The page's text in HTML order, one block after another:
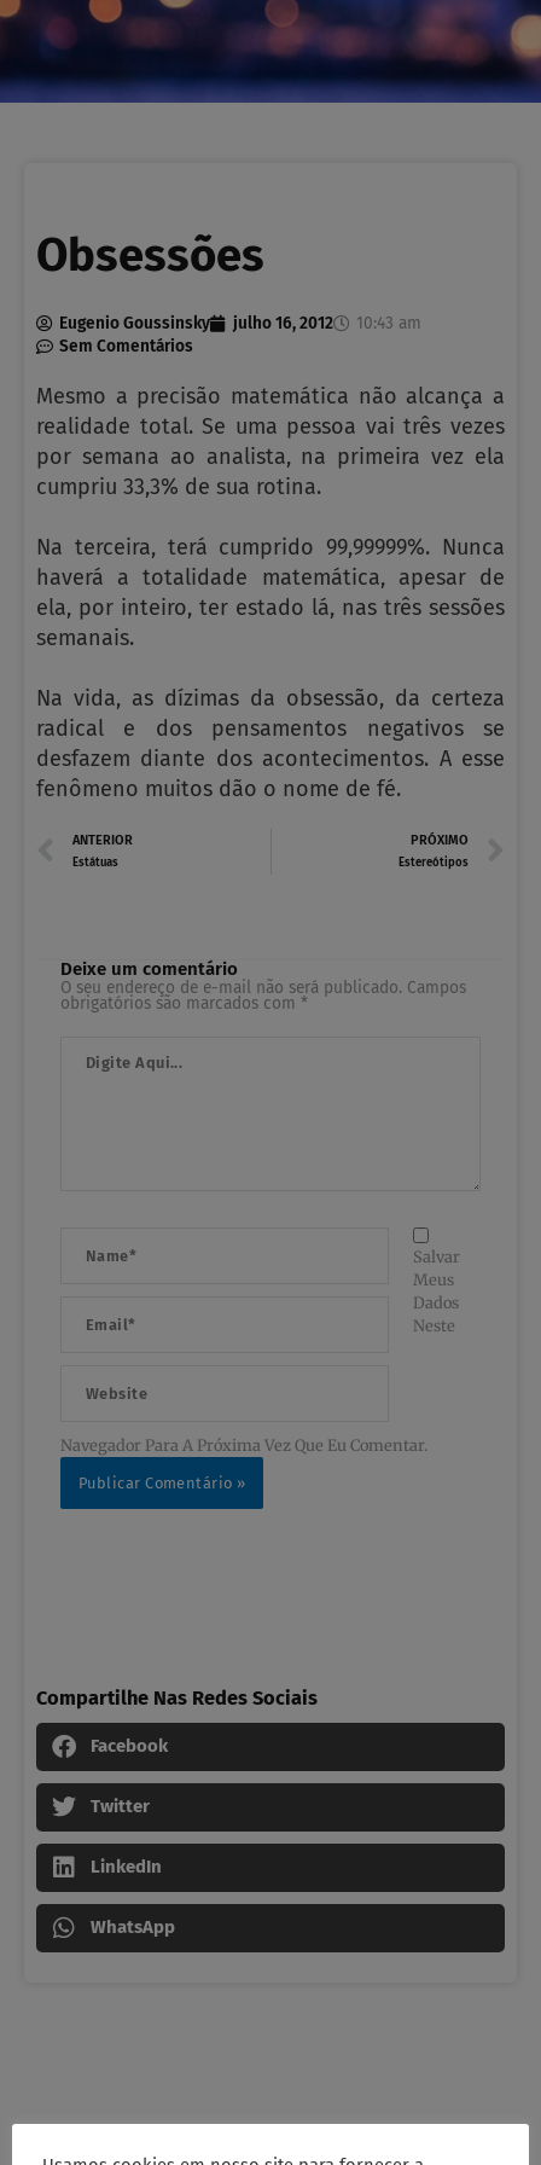
Obsessões
Eugenio Goussinsky julho 16, 2012
10:43 am
Sem Comentários
Mesmo a precisão matemática não alcança a
realidade total. Se uma pessoa vai três vezes
por semana ao analista, na primeira vez ela
cumpriu 33,3% de sua rotina.
Na terceira, terá cumprido 99,99999%. Nunca
haverá a totalidade matemática, apesar de
ela, por inteiro, ter estado lá, nas três sessões
semanais.
Na vida, as dízimas da obsessão, da certeza
radical e dos pensamentos negativos se
desfazem diante dos acontecimentos. A esse
fenômeno muitos dão o nome de fé.
Prev
ANTERIOR
Estátuas
PRÓXIMO
Estereótipos
Deixe um comentário
O seu endereço de e-mail não será publicado. Campos
obrigatórios são marcados com *
Aqui...
Salvar
Meus
Dados
Neste
Navegador Para A Próxima Vez Que Eu Comentar.
Compartilhe Nas Redes Sociais
Facebook
Twitter
LinkedIn
WhatsApp